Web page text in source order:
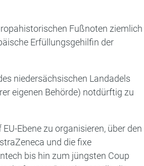
Fußnoten ziemlich
Erfüllungsgehilfin der
niedersächsischen Landadels
eigenen Behörde) notdürftig zu
Ebene zu organisieren, über den
und die fixe
bis hin zum jüngsten Coup